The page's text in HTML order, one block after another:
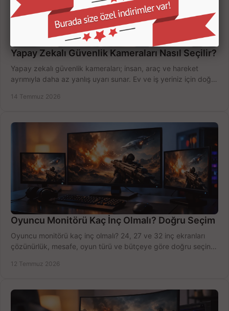
Yapay Zekalı Güvenlik Kameraları Nasıl Seçilir?
Yapay zekalı güvenlik kameraları; insan, araç ve hareket
ayrımıyla daha az yanlış uyarı sunar. Ev ve iş yeriniz için doğru
14 Temmuz 2026
Oyuncu Monitörü Kaç İnç Olmalı? Doğru Seçim
Oyuncu monitörü kaç inç olmalı? 24, 27 ve 32 inç ekranları
çözünürlük, mesafe, oyun türü ve bütçeye göre doğru seçin,
12 Temmuz 2026